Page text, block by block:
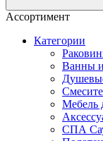
Ассортимент
Категории
Ванны
Мебель
СПА